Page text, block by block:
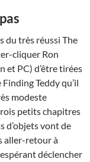
du très réussi The
cliquer Ron
et PC) d’être tirées
Teddy qu’il
modeste
petits chapitres
d’objets vont de
aller-retour à
déclencher